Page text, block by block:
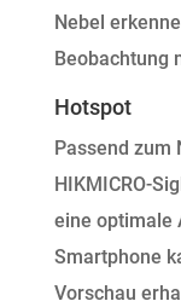
Nebel
Beobachtung
Hotspot
Passend zum
HIKMICRO-
eine optimale
Smartphone
Vorschau